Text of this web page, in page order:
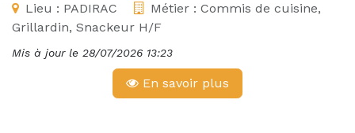
Lieu : PADIRAC Métier : Commis de cuisine,
Grillardin, Snackeur H/F
Mis à jour le 28/07/2026 13:23
En savoir plus